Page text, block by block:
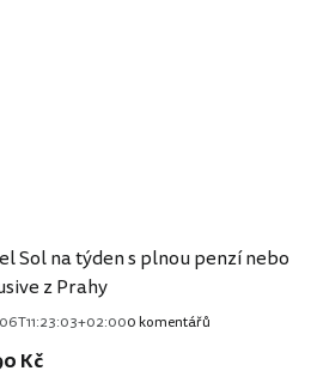
Sol na týden s plnou penzí nebo
z Prahy
0 komentářů
Kč